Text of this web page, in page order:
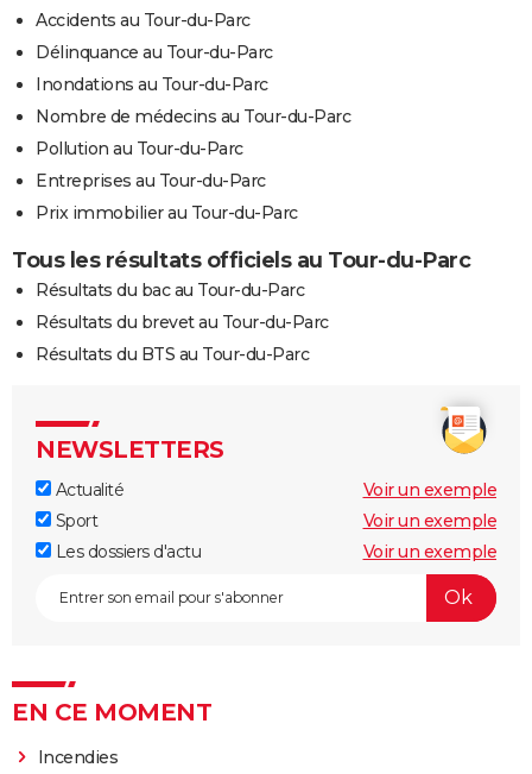
Accidents au Tour-du-Parc
Délinquance au Tour-du-Parc
Inondations au Tour-du-Parc
Nombre de médecins au Tour-du-Parc
Pollution au Tour-du-Parc
Entreprises au Tour-du-Parc
Prix immobilier au Tour-du-Parc
Tous les résultats officiels au Tour-du-Parc
Résultats du bac au Tour-du-Parc
Résultats du brevet au Tour-du-Parc
Résultats du BTS au Tour-du-Parc
NEWSLETTERS
Actualité
Voir un exemple
Sport
Voir un exemple
Les dossiers d'actu
Voir un exemple
EN CE MOMENT
Incendies